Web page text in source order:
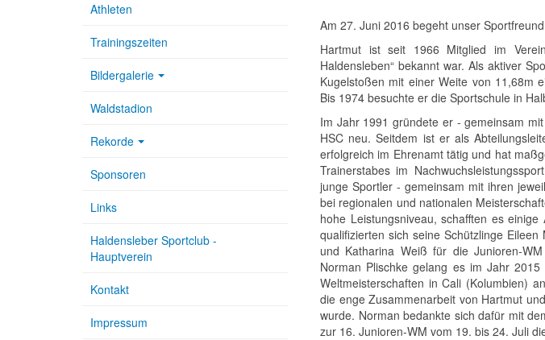
Am 27. Juni 2016 begeht unser
Hartmut ist seit 1966 Mitglied im
Haldensleben“ bekannt war. Als aktiver
Kugelstoßen mit einer Weite von 11,68m
Bis 1974 besuchte er die Sportschule in
Im Jahr 1991 gründete er - gemeinsam
HSC neu. Seitdem ist er als
erfolgreich im Ehrenamt tätig und hat
Trainerstabes im
junge Sportler - gemeinsam mit ihren
bei regionalen und nationalen
hohe Leistungsniveau, schafften es
qualifizierten sich seine Schützlinge
und Katharina Weiß für die Junioren-
Norman Plischke gelang es im Jahr
Weltmeisterschaften in Cali (Kolumbien)
die enge Zusammenarbeit von Hartmut
wurde. Norman bedankte sich dafür mit
zur 16. Junioren-WM vom 19. bis 24. Juli
Athleten
Trainingszeiten
Bildergalerie
Waldstadion
Rekorde
Sponsoren
Links
Haldensleber Sportclub -
Hauptverein
Kontakt
Impressum